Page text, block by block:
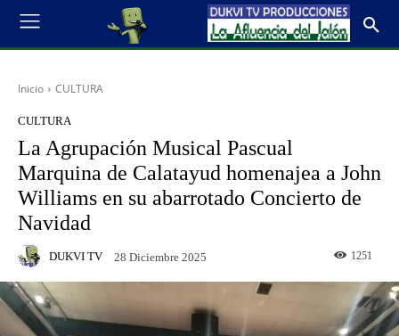
Inicio CULTURA
CULTURA
La Agrupación Musical Pascual
Marquina de Calatayud homenajea a John
Williams en su abarrotado Concierto de
Navidad
DUKVI TV 28 Diciembre 2025 1251